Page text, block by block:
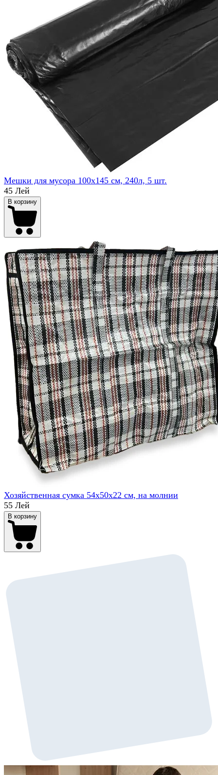
Мешки для мусора 100x145 см, 240л, 5 шт.
45 Лей
В корзину
Хозяйственная сумка 54x50x22 см, на молнии
55 Лей
В корзину